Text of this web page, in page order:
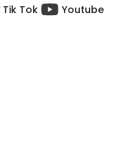
Tik Tok Youtube